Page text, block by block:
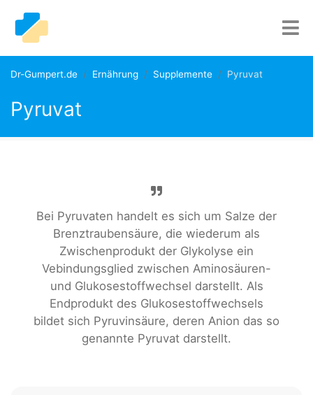
Dr-Gumpert.de Ernährung Supplemente Pyruvat
Pyruvat
Bei Pyruvaten handelt es sich um Salze der
Brenztraubensäure, die wiederum als
Zwischenprodukt der Glykolyse ein
Vebindungsglied zwischen Aminosäuren-
und Glukosestoffwechsel darstellt. Als
Endprodukt des Glukosestoffwechsels
bildet sich Pyruvinsäure, deren Anion das so
genannte Pyruvat darstellt.